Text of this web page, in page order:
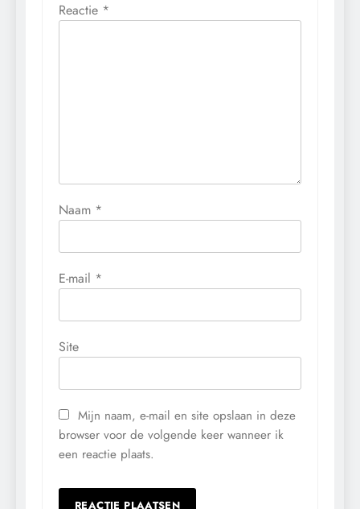
Reactie *
Naam *
E-mail *
Site
Mijn naam, e-mail en site opslaan in deze
browser voor de volgende keer wanneer ik
een reactie plaats.